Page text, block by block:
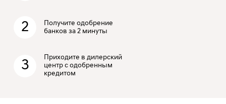
2
Получите одобрение
банков за 2 минуты
3
Приходите в дилерский
центр с одобренным
кредитом